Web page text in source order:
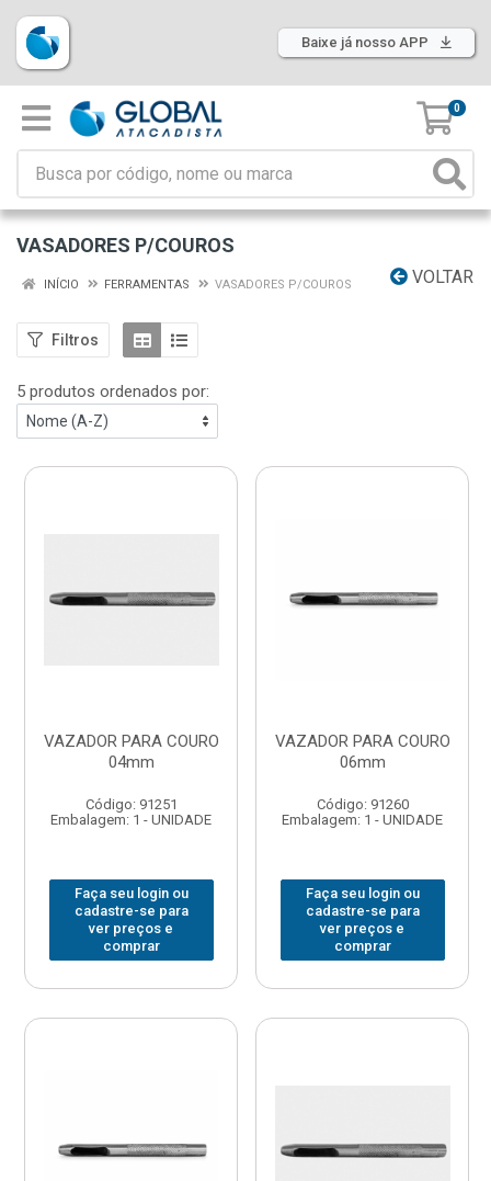
Baixe já nosso APP
0
VASADORES P/COUROS
VOLTAR
INÍCIO FERRAMENTAS VASADORES P/COUROS
Filtros
5 produtos ordenados por:
VAZADOR PARA COURO
04mm
Código: 91251
Embalagem: 1 - UNIDADE
Faça seu login ou
cadastre-se para
ver preços e
comprar
VAZADOR PARA COURO
06mm
Código: 91260
Embalagem: 1 - UNIDADE
Faça seu login ou
cadastre-se para
ver preços e
comprar